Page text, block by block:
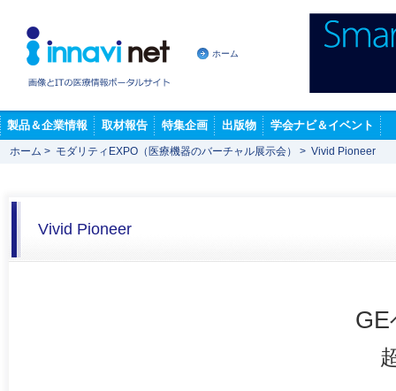
ホーム
製品＆企業情報 取材報告 特集企画 出版物 学会ナビ＆イベント
ホーム > モダリティEXPO（医療機器のバーチャル展示会） > Vivid Pioneer
Vivid Pioneer